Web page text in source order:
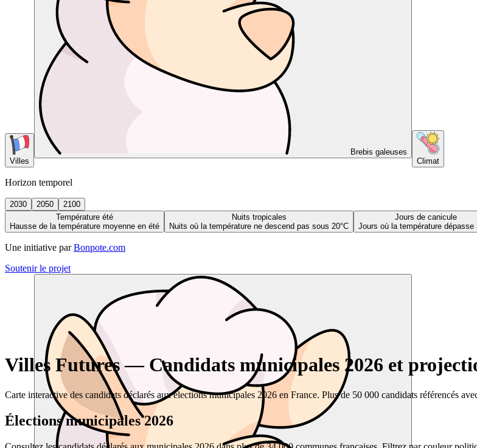
Villes
Brebis galeuses
Climat
Horizon temporel
2030 2050
2100
Température été
Hausse de la température moyenne en été
Nuits tropicales
Nuits où la température ne descend pas sous 20°C
Jours de canicule
Jours où la température dépasse
Une initiative par Bonpote.com
Soutenir le projet
Villes Futures — Candidats municipales 2026 et
Carte interactive des candidats déclarés aux élections municipales 2026 en France. Plus de 50 000 candidats référencés
Élections municipales 2026